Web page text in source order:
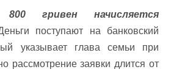
гривен начисляется
поступают на банковский
указывает глава семьи при
рассмотрение заявки длится от